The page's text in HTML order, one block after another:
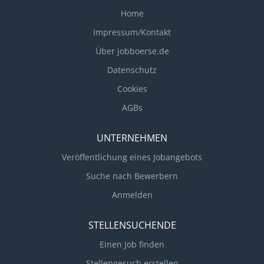
digitalen Trends vereinen unsere IT-Consultants mit
AUF DICH Als Consultant bist du das Bindeglied
zwischen Fachabteilungen und umsetzender IT. Du
gestaltest und managst die Kerngeschäftsprozesse
werden, wählst die passenden Technologien aus
und testest Lösungen. Als Consultant beinhaltet dein
von komplexen IT Systemen mit den...
Home
Impressum/Kontakt
Über jobboerse.de
Datenschutz
Cookies
AGBs
UNTERNEHMEN
Veröffentlichung eines Jobangebots
Suche nach Bewerbern
Anmelden
STELLENSUCHENDE
Einen Job finden